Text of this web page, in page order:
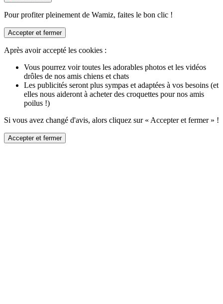
Pour profiter pleinement de Wamiz, faites le bon clic !
Accepter et fermer
Après avoir accepté les cookies :
Vous pourrez voir toutes les adorables photos et les vidéos
drôles de nos amis chiens et chats
Les publicités seront plus sympas et adaptées à vos besoins (et
elles nous aideront à acheter des croquettes pour nos amis
poilus !)
Si vous avez changé d'avis, alors cliquez sur « Accepter et fermer » !
Accepter et fermer